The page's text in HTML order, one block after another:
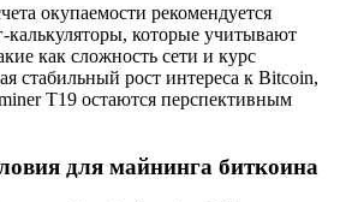
окупаемости рекомендуется
калькуляторы, которые учитывают
как сложность сети и курс
стабильный рост интереса к Bitcoin,
T19 остаются перспективным
для майнинга биткоина